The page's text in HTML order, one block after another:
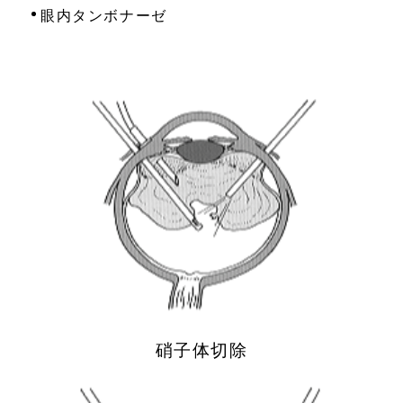
眼内タンボナーゼ
硝子体切除